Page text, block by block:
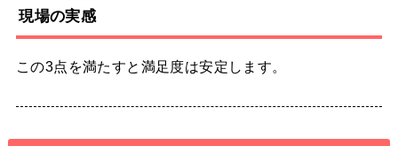
現場の実感
この3点を満たすと満足度は安定します。